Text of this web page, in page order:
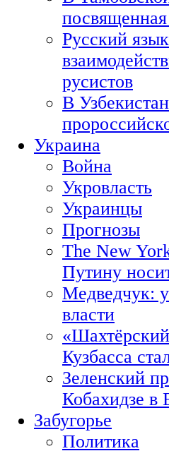
Русский
русистов
В
Украина
Война
Укровласть
Украинцы
Прогнозы
The New
Путину
Медведчук:
власти
Кузбасса
Зеленский
Кобахидзе в
Забугорье
Политика